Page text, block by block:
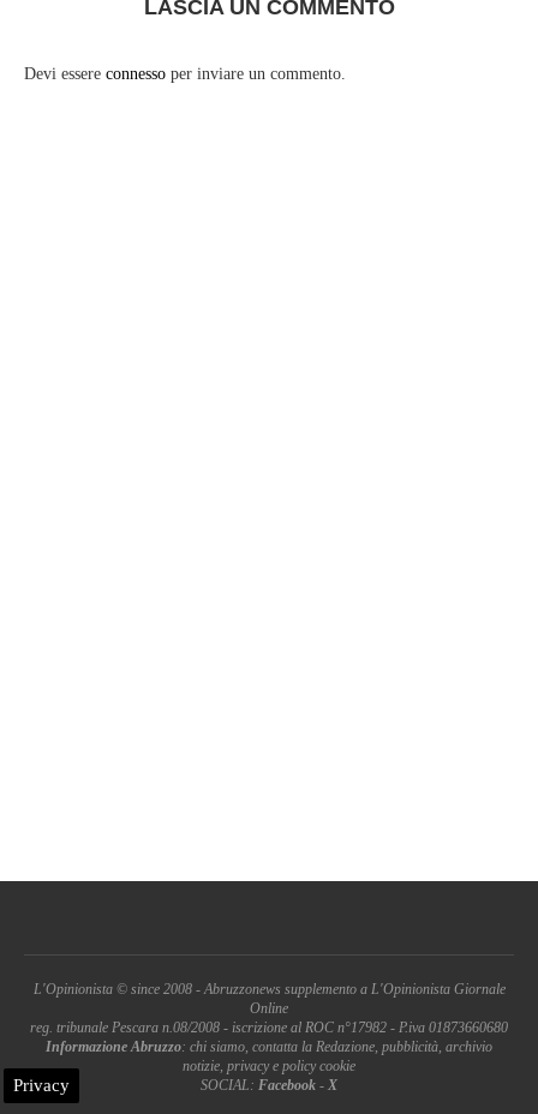
LASCIA UN COMMENTO
Devi essere connesso per inviare un commento.
L'Opinionista © since 2008 - Abruzzonews supplemento a L'Opinionista Giornale
Online
reg. tribunale Pescara n.08/2008 - iscrizione al ROC n°17982 - P.iva 01873660680
Informazione Abruzzo: chi siamo, contatta la Redazione, pubblicità, archivio
notizie, privacy e policy cookie
SOCIAL: Facebook - X
Privacy